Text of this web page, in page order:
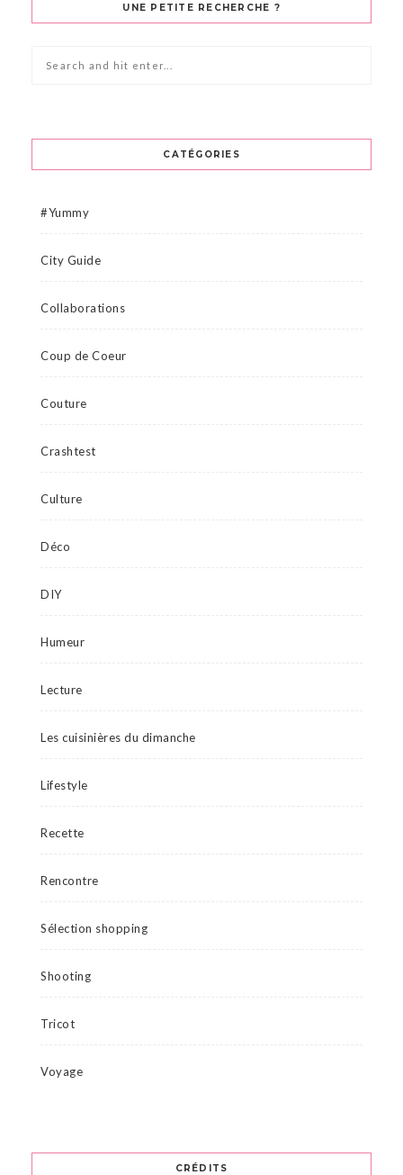
UNE PETITE RECHERCHE ?
CATÉGORIES
#Yummy
City Guide
Collaborations
Coup de Coeur
Couture
Crashtest
Culture
Déco
DIY
Humeur
Lecture
Les cuisinières du dimanche
Lifestyle
Recette
Rencontre
Sélection shopping
Shooting
Tricot
Voyage
CRÉDITS